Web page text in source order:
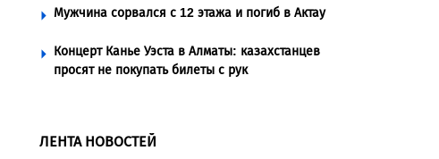
Мужчина сорвался с 12 этажа и погиб в Актау
Концерт Канье Уэста в Алматы: казахстанцев
просят не покупать билеты с рук
ЛЕНТА НОВОСТЕЙ